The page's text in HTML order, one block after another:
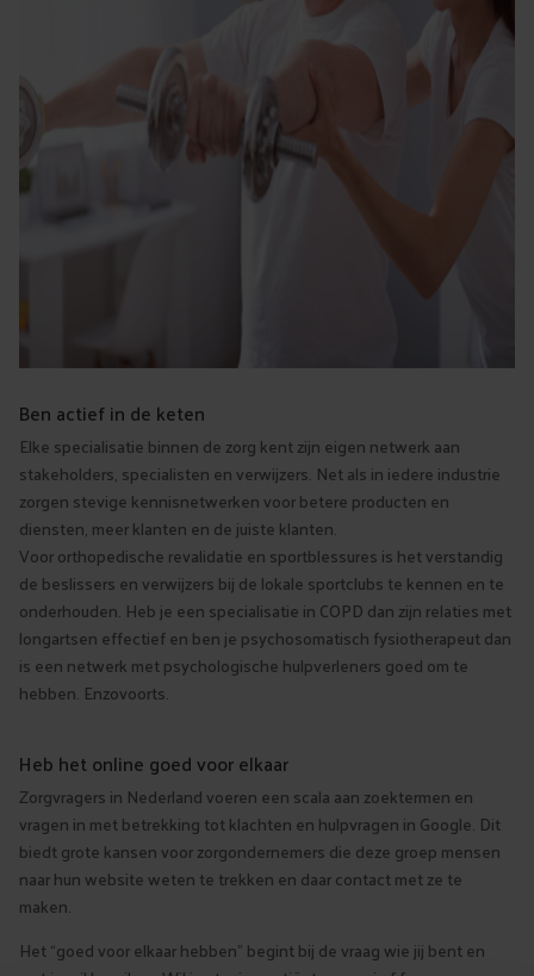
Ben actief in de keten
Elke specialisatie binnen de zorg kent zijn eigen netwerk aan
stakeholders, specialisten en verwijzers. Net als in iedere industrie
zorgen stevige kennisnetwerken voor betere producten en
diensten, meer klanten en de juiste klanten.
Voor orthopedische revalidatie en sportblessures is het verstandig
de beslissers en verwijzers bij de lokale sportclubs te kennen en te
onderhouden. Heb je een specialisatie in COPD dan zijn relaties met
longartsen effectief en ben je psychosomatisch fysiotherapeut dan
is een netwerk met psychologische hulpverleners goed om te
hebben. Enzovoorts.
Heb het online goed voor elkaar
Zorgvragers in Nederland voeren een scala aan zoektermen en
vragen in met betrekking tot klachten en hulpvragen in Google. Dit
biedt grote kansen voor zorgondernemers die deze groep mensen
naar hun website weten te trekken en daar contact met ze te
maken.
Het “goed voor elkaar hebben” begint bij de vraag wie jij bent en